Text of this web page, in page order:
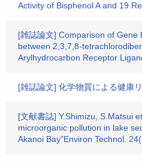
Activity of Bisphenol A and 19
[雑誌論文] Comparison of Gene
between 2,3,7,8-
Arylhydrocarbon Receptor
[雑誌論文] 化学物質による健康
[文献書誌] Y.Shimizu, S.Matsui
microorganic pollution in lake
Akanoi Bay"Environ Technol.